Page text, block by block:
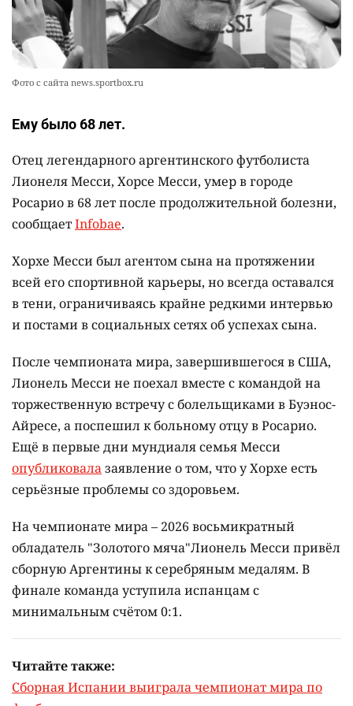
представление о жизни на Земле
0
Фото с сайта news.sportbox.ru
Ему было 68 лет.
Отец легендарного аргентинского футболиста
Лионеля Месси, Хорсе Месси, умер в городе
Росарио в 68 лет после продолжительной болезни,
сообщаетInfobae.
Хорхе Месси был агентом сына на протяжении
всей его спортивной карьеры, но всегда оставался
в тени, ограничиваясь крайне редкими интервью
и постами в социальных сетях об успехах сына.
После чемпионата мира, завершившегося в США,
Лионель Месси не поехал вместе с командой на
торжественную встречу с болельщиками в Буэнос-
Айресе, а поспешил к больному отцу в Росарио.
Ещё в первые дни мундиаля семья Месси
опубликовалазаявление о том, что у Хорхе есть
серьёзные проблемы со здоровьем.
На чемпионате мира – 2026 восьмикратный
обладатель "Золотого мяча"Лионель Месси привёл
сборную Аргентины к серебряным медалям. В
финале команда уступила испанцам с
минимальным счётом 0:1.
Читайте также:
Сборная Испании выиграла чемпионат мира по